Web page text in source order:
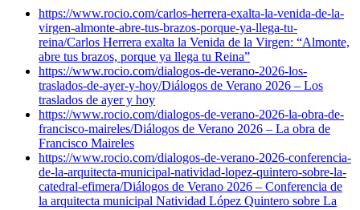
https://www.rocio.com/carlos-herrera-exalta-la-venida-de-la-
virgen-almonte-abre-tus-brazos-porque-ya-llega-tu-
reina/Carlos Herrera exalta la Venida de la Virgen: “Almonte,
abre tus brazos, porque ya llega tu Reina”
https://www.rocio.com/dialogos-de-verano-2026-los-
traslados-de-ayer-y-hoy/Diálogos de Verano 2026 – Los
traslados de ayer y hoy
https://www.rocio.com/dialogos-de-verano-2026-la-obra-de-
francisco-maireles/Diálogos de Verano 2026 – La obra de
Francisco Maireles
https://www.rocio.com/dialogos-de-verano-2026-conferencia-
de-la-arquitecta-municipal-natividad-lopez-quintero-sobre-la-
catedral-efimera/Diálogos de Verano 2026 – Conferencia de
la arquitecta municipal Natividad López Quintero sobre La